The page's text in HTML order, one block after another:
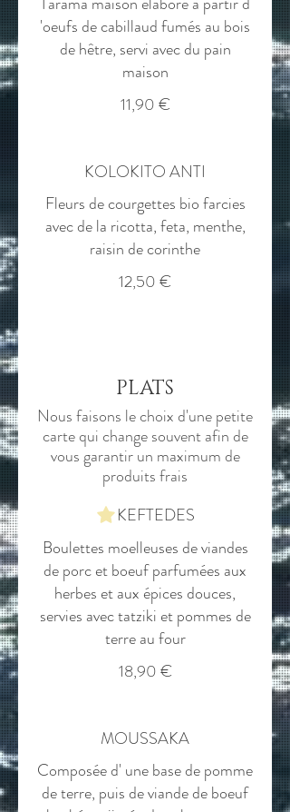
'oeufs de cabillaud fumés au bois
de hêtre, servi avec du pain
11,90 €
KOLOKITO ANTI
Fleurs de courgettes bio farcies
avec de la ricotta, feta, menthe,
raisin de corinthe
12,50 €
PLATS
Nous faisons le choix d'une petite
carte qui change souvent afin de
vous garantir un maximum de
produits frais
KEFTEDES
Boulettes moelleuses de viandes
de porc et boeuf parfumées aux
herbes et aux épices douces,
servies avec tatziki et pommes de
terre au four
18,90 €
MOUSSAKA
Composée d' une base de pomme
de terre, puis de viande de boeuf